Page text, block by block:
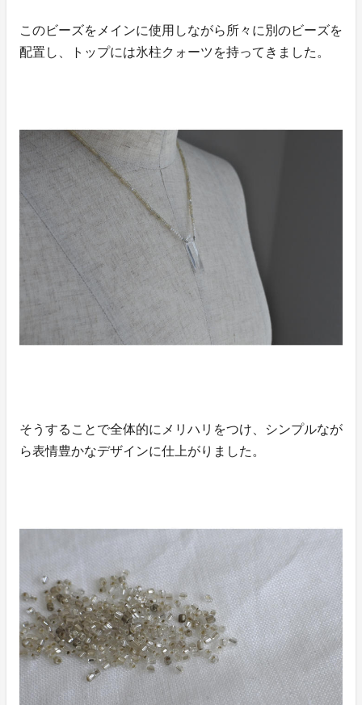
このビーズをメインに使用しながら所々に別のビーズを
配置し、トップには氷柱クォーツを持ってきました。
そうすることで全体的にメリハリをつけ、シンプルなが
ら表情豊かなデザインに仕上がりました。